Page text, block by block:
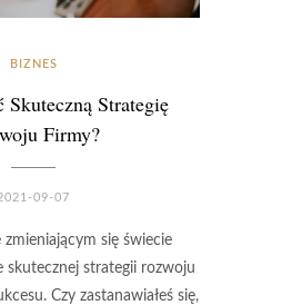
BIZNES
Skuteczną Strategię
Firmy?
09-07
się świecie
skutecznej strategii rozwoju
Czy zastanawiałeś się,